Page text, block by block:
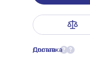
Оплата ?
Доставка ?